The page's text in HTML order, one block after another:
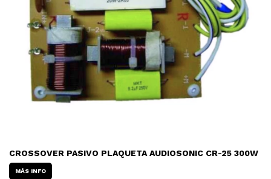
CROSSOVER PASIVO PLAQUETA AUDIOSONIC CR-25 300W
MÁS INFO